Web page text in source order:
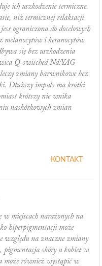
ich uszkodzenie termiczne.
niż termicznej relaksacji
ograniczona do docelowych
melanocytów i keranocytów.
się bez uszkodzenia
Q-switched Nd:YAG
zmiany barwnikowe bez
Dłuższy impuls ma krótki
krótszy nie wnika
naskórkowych zmian
KONTAKT
miejscach narażonych na
hiperpigmentacji może
względu na znaczne zmiany
pigmentacja skóry u kobiet w
może również wystąpić w